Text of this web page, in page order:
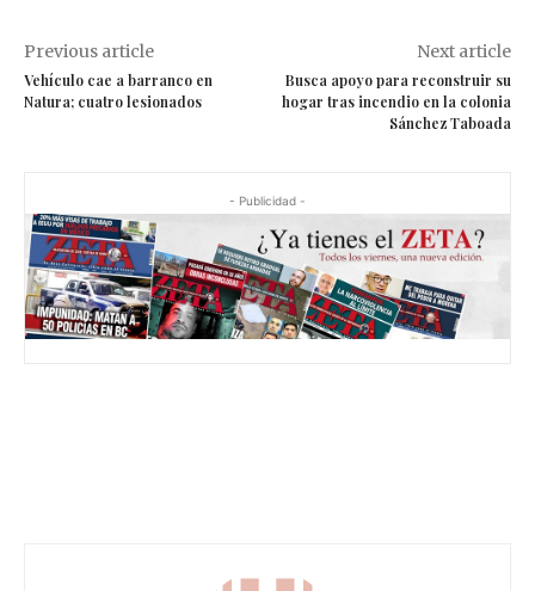
Previous article
Vehículo cae a barranco en
Natura; cuatro lesionados
Next article
Busca apoyo para reconstruir su
hogar tras incendio en la colonia
Sánchez Taboada
- Publicidad -